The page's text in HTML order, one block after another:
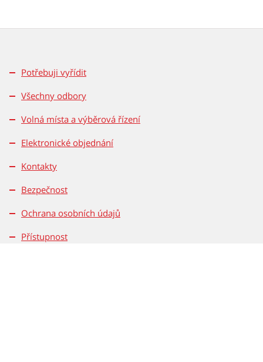
Potřebuji vyřídit
Všechny odbory
Volná místa a výběrová řízení
Elektronické objednání
Kontakty
Bezpečnost
Ochrana osobních údajů
Přístupnost